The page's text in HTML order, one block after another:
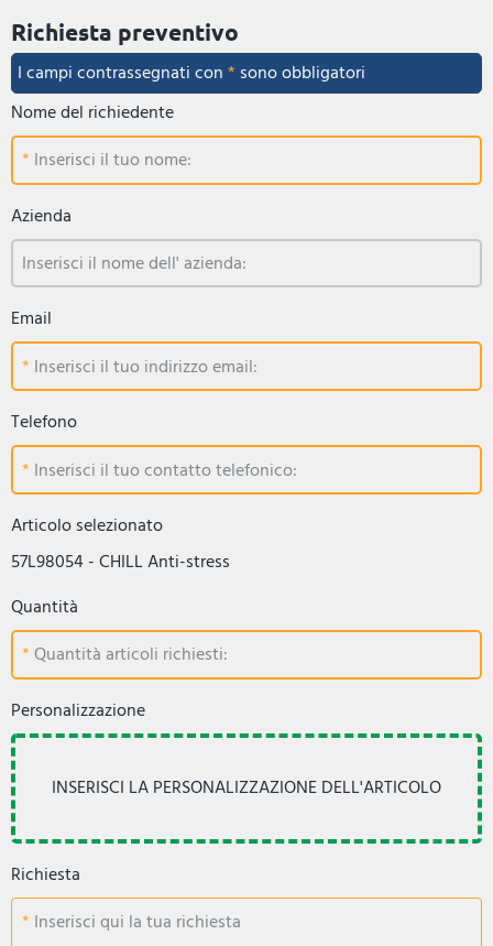
Richiesta preventivo
I campi contrassegnati con* sono obbligatori
Nome del richiedente
Inserisci il tuo nome:
Azienda
Inserisci il nome dell' azienda:
Email
Inserisci il tuo indirizzo email:
Telefono
Inserisci il tuo contatto telefonico:
Articolo selezionato
57L98054 - CHILL Anti-stress
Quantità
Quantità articoli richiesti:
Personalizzazione
Richiesta
Inserisci qui la tua richiesta